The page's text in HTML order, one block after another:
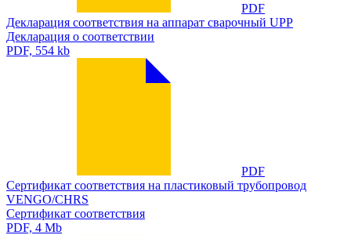
PDF
Декларация соответствия на аппарат сварочный UPP
Декларация о соответствии
PDF, 554 kb
PDF
Сертификат соответствия на пластиковый трубопровод
VENGO/CHRS
Сертификат соответствия
PDF, 4 Mb